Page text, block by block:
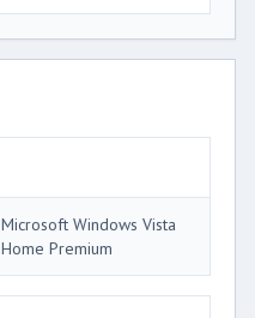
Microsoft Windows Vista
Home Premium